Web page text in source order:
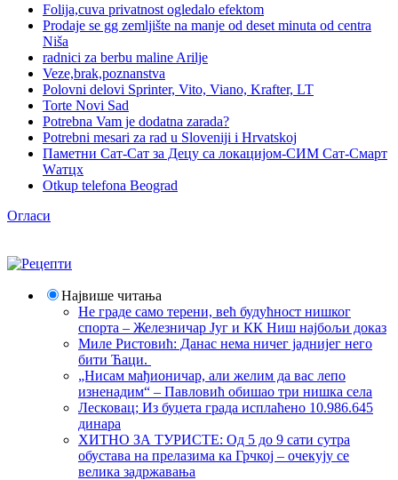
Folija,cuva privatnost ogledalo efektom
Prodaje se gg zemljište na manje od deset minuta od centra
Niša
radnici za berbu maline Arilje
Veze,brak,poznanstva
Polovni delovi Sprinter, Vito, Viano, Krafter, LT
Torte Novi Sad
Potrebna Vam je dodatna zarada?
Potrebni mesari za rad u Sloveniji i Hrvatskoj
Паметни Сат-Сат за Децу са локацијом-СИМ Сат-Смарт
Wатцх
Otkup telefona Beograd
Огласи
Највише читања
Не граде само терени, већ будућност нишког
спорта – Железничар Југ и КК Ниш најбољи доказ
Миле Ристовић: Данас нема ничег јаднијег него
бити Ћаци.
„Нисам мађионичар, али желим да вас лепо
изненадим“ – Павловић обишао три нишка села
Лесковац; Из буџета града исплаћено 10.986.645
динара
ХИТНО ЗА ТУРИСТЕ: Од 5 до 9 сати сутра
обустава на прелазима ка Грчкој – очекују се
велика задржавања